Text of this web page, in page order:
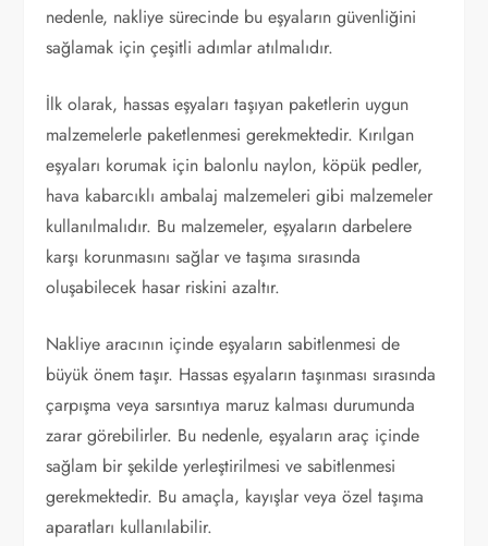
nedenle, nakliye sürecinde bu eşyaların güvenliğini
sağlamak için çeşitli adımlar atılmalıdır.
İlk olarak, hassas eşyaları taşıyan paketlerin uygun
malzemelerle paketlenmesi gerekmektedir. Kırılgan
eşyaları korumak için balonlu naylon, köpük pedler,
hava kabarcıklı ambalaj malzemeleri gibi malzemeler
kullanılmalıdır. Bu malzemeler, eşyaların darbelere
karşı korunmasını sağlar ve taşıma sırasında
oluşabilecek hasar riskini azaltır.
Nakliye aracının içinde eşyaların sabitlenmesi de
büyük önem taşır. Hassas eşyaların taşınması sırasında
çarpışma veya sarsıntıya maruz kalması durumunda
zarar görebilirler. Bu nedenle, eşyaların araç içinde
sağlam bir şekilde yerleştirilmesi ve sabitlenmesi
gerekmektedir. Bu amaçla, kayışlar veya özel taşıma
aparatları kullanılabilir.